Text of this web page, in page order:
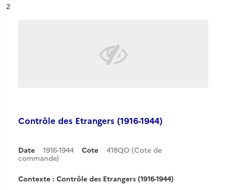
n°
2
Contrôle des Etrangers (1916-1944)
Date 1916-1944 Cote
418QO (Cote de
commande)
Contexte : Contrôle des Etrangers (1916-1944)